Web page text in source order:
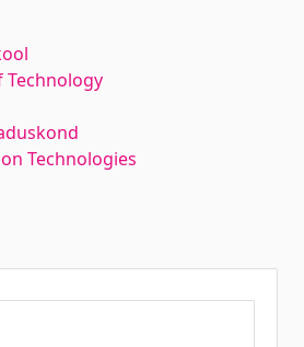
Technology
Technologies